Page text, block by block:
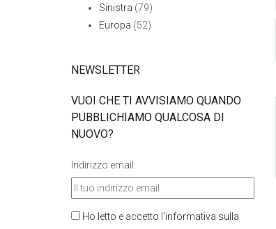
Sinistra (79)
Europa (52)
NEWSLETTER
VUOI CHE TI AVVISIAMO QUANDO
PUBBLICHIAMO QUALCOSA DI
NUOVO?
Indirizzo email:
Ho letto e accetto l'informativa sulla